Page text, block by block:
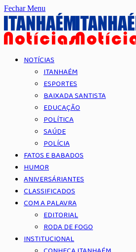
Fechar Menu
NOTÍCIAS
ITANHAÉM
ESPORTES
BAIXADA SANTISTA
EDUCAÇÃO
POLÍTICA
SAÚDE
POLÍCIA
FATOS E BABADOS
HUMOR
ANIVERSÁRIANTES
CLASSIFICADOS
COM A PALAVRA
EDITORIAL
RODA DE FOGO
INSTITUCIONAL